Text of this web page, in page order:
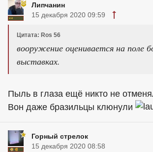
Липчанин
15 декабря 2020 09:59
Цитата: Ros 56
вооружение оценивается на поле
выставках.
Пыль в глаза ещё никто не
Вон даже бразильцы клюнули
Горный стрелок
15 декабря 2020 08:58